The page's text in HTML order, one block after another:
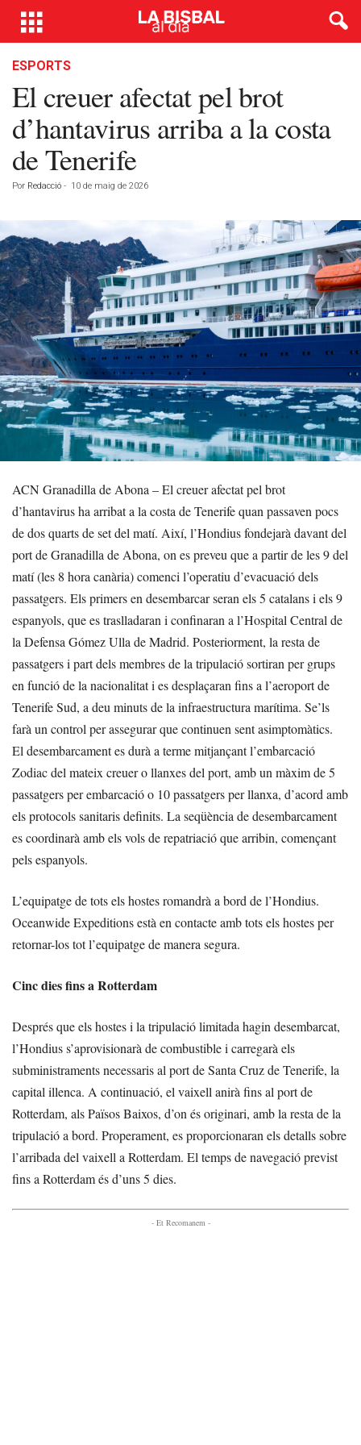
ESPORTS
El creuer afectat pel brot
d’hantavirus arriba a la costa
de Tenerife
Por Redacció - 10 de maig de 2026
ACN Granadilla de Abona – El creuer afectat pel brot
d’hantavirus ha arribat a la costa de Tenerife quan passaven pocs
de dos quarts de set del matí. Així, l’Hondius fondejarà davant del
port de Granadilla de Abona, on es preveu que a partir de les 9 del
matí (les 8 hora canària) comenci l’operatiu d’evacuació dels
passatgers. Els primers en desembarcar seran els 5 catalans i els 9
espanyols, que es traslladaran i confinaran a l’Hospital Central de
la Defensa Gómez Ulla de Madrid. Posteriorment, la resta de
passatgers i part dels membres de la tripulació sortiran per grups
en funció de la nacionalitat i es desplaçaran fins a l’aeroport de
Tenerife Sud, a deu minuts de la infraestructura marítima. Se’ls
farà un control per assegurar que continuen sent asimptomàtics.
El desembarcament es durà a terme mitjançant l’embarcació
Zodiac del mateix creuer o llanxes del port, amb un màxim de 5
passatgers per embarcació o 10 passatgers per llanxa, d’acord amb
els protocols sanitaris definits. La seqüència de desembarcament
es coordinarà amb els vols de repatriació que arribin, començant
pels espanyols.
L’equipatge de tots els hostes romandrà a bord de l’Hondius.
Oceanwide Expeditions està en contacte amb tots els hostes per
retornar-los tot l’equipatge de manera segura.
Cinc dies fins a Rotterdam
Després que els hostes i la tripulació limitada hagin desembarcat,
l’Hondius s’aprovisionarà de combustible i carregarà els
subministraments necessaris al port de Santa Cruz de Tenerife, la
capital illenca. A continuació, el vaixell anirà fins al port de
Rotterdam, als Països Baixos, d’on és originari, amb la resta de la
tripulació a bord. Properament, es proporcionaran els detalls sobre
l’arribada del vaixell a Rotterdam. El temps de navegació previst
fins a Rotterdam és d’uns 5 dies.
- Et Recomanem -